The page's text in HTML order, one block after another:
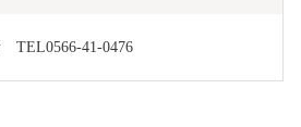
TEL0566-41-0476